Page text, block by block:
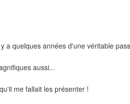
a quelques années d'une véritable
aussi...
me fallait les présenter !